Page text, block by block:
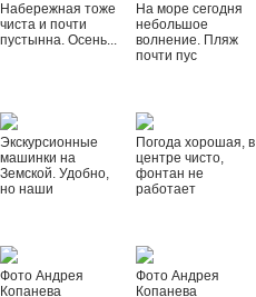
Набережная тоже
чиста и почти
пустынна. Осень...
На море сегодня
небольшое
волнение. Пляж
почти пус
Экскурсионные
машинки на
Земской. Удобно,
но наши
Погода хорошая, в
центре чисто,
фонтан не
работает
Фото Андрея
Копанева
Фото Андрея
Копанева